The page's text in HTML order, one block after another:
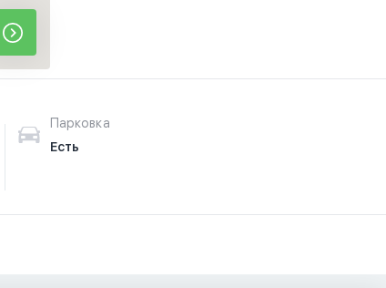
Парковка
Есть